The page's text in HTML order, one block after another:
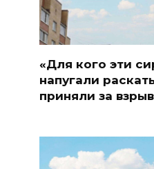
«Для кого эти
напугали
приняли за